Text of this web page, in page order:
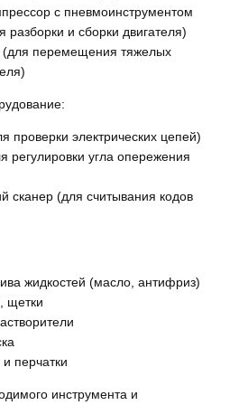
с пневмоинструментом
разборки и сборки двигателя)
(для перемещения тяжелых
проверки электрических цепей)
регулировки угла опережения
сканер (для считывания кодов
жидкостей (масло, антифриз)
щетки
перчатки
инструмента и